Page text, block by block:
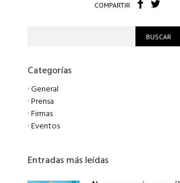
COMPARTIR
Categorías
·General
·Prensa
·Firmas
·Eventos
Entradas más leídas